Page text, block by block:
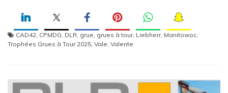
CAD42 CPMDG DLR grue grues à tour, Liebherr, Manitowoc
Trophées Grues à Tour 2025 Vale Valente